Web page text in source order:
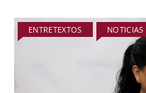
ENTRETEXTOS NOTICIAS